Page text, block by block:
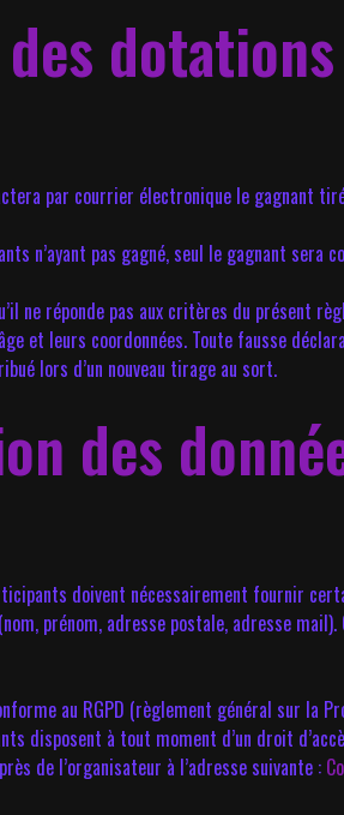
par courrier électronique le
n’ayant pas gagné, seul le gagnant sera
ne réponde pas aux critères du
et leurs coordonnées. Toute fausse
lors d’un nouveau tirage au sort.
des
doivent nécessairement fournir
prénom, adresse postale, adresse
au RGPD (règlement général sur la
disposent à tout moment d’un droit
de l’organisateur à l’adresse suivante :